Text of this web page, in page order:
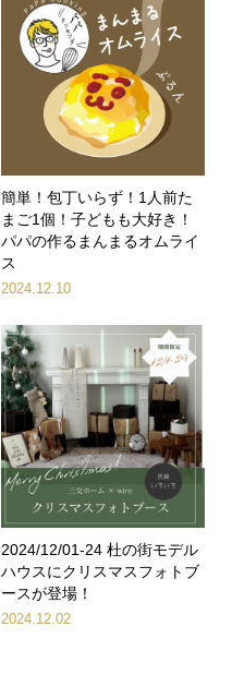
簡単！包丁いらず！1人前た
まご1個！子どもも大好き！
パパの作るまんまるオムライ
ス
2024.12.10
2024/12/01-24 杜の街モデル
ハウスにクリスマスフォトブ
ースが登場！
2024.12.02